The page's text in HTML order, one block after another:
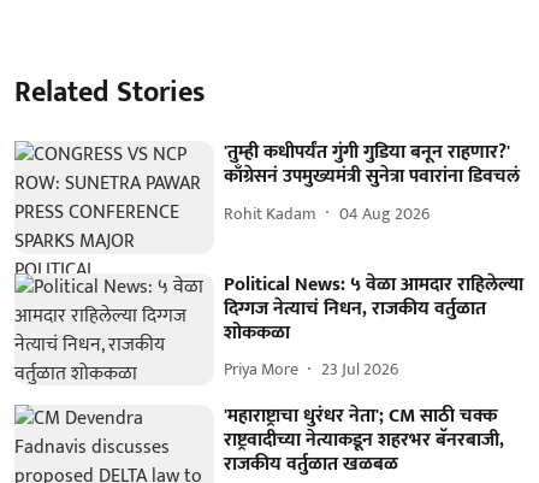
Related Stories
'तुम्ही कधीपर्यंत गुंगी गुडिया बनून राहणार?'
काँग्रेसनं उपमुख्यमंत्री सुनेत्रा पवारांना डिवचलं
Rohit Kadam 04 Aug 2026
Political News: ५ वेळा आमदार राहिलेल्या
दिग्गज नेत्याचं निधन, राजकीय वर्तुळात
शोककळा
Priya More 23 Jul 2026
'महाराष्ट्राचा धुरंधर नेता'; CM साठी चक्क
राष्ट्रवादीच्या नेत्याकडून शहरभर बॅनरबाजी,
राजकीय वर्तुळात खळबळ